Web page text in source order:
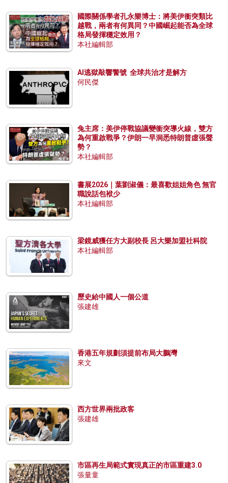
國際關係學者孔永樂博士：將美伊衝突類比
越戰，兩者有何異同？中國崛起能否為全球
格局發揮穩定效用？
本社編輯部
AI逃獄敲響警號 全球共治才是解方
何民傑
兔主席：美伊停戰協議變衝突導火線，雙方
為何重啟戰爭？伊朗一早洞悉特朗普虛張聲
勢？
本社編輯部
書展2026｜葉劉淑儀：最喜歡姐姐角色 無官
職說話包袱少
本社編輯部
梁鏡威獲任方大副校長 呂大樂加盟社科院
本社編輯部
歷史給中國人一個公道
張建雄
香港五年規劃須提前布局大鵬灣
來文
西方世界兩批政客
張建雄
市區再生局範式實現真正的市區重建3.0
張量童